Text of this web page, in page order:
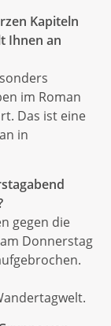
Kapiteln
Ihnen an
im Roman
Das ist eine
in
gegen die
Donnerstag